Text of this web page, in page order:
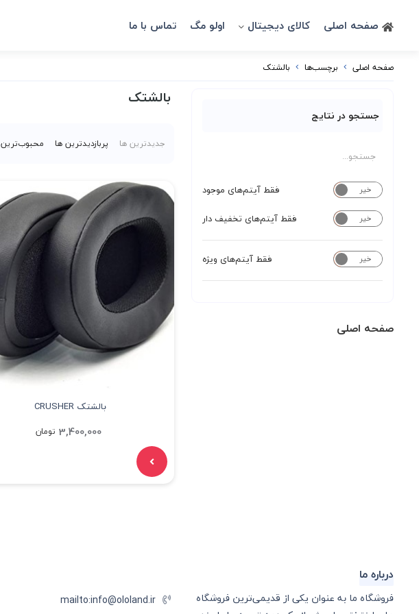
صفحه اصلی کالای دیجیتال اولو مگ تماس با ما
صفحه اصلی برچسب‌ها بالشتک
جستجو در نتایج
خیر فقط آیتم‌های موجود
خیر فقط آیتم‌های تخفیف دار
خیر فقط آیتم‌های ویژه
صفحه اصلی
بالشتک
جدیدترین ها پربازدیدترین ها محبوب‌‌ترین
بالشتک CRUSHER
3,400,000 تومان
درباره ما
فروشگاه ما به عنوان یکی از قدیمی‌ترین فروشگاه
mailto:info@ololand.ir